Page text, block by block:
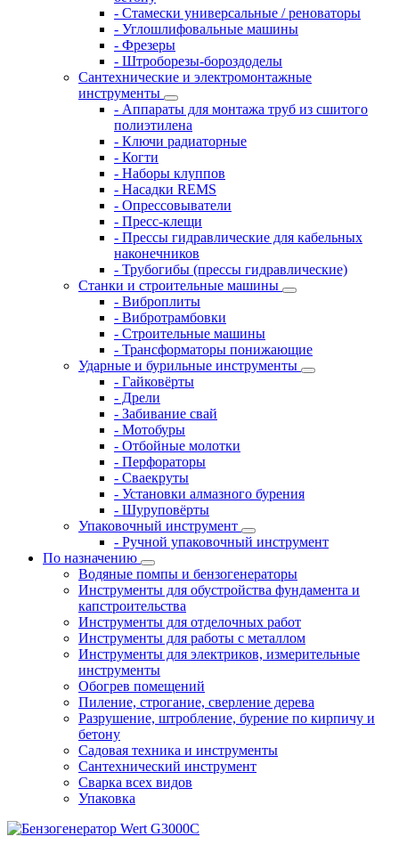
- Стамески универсальные / реноваторы
- Углошлифовальные машины
- Фрезеры
- Штроборезы-бороздоделы
Сантехнические и электромонтажные
инструменты
- Аппараты для монтажа труб из сшитого
полиэтилена
- Ключи радиаторные
- Когти
- Наборы клуппов
- Насадки REMS
- Опрессовыватели
- Пресс-клещи
- Прессы гидравлические для кабельных
наконечников
- Трубогибы (прессы гидравлические)
Станки и строительные машины
- Виброплиты
- Вибротрамбовки
- Строительные машины
- Трансформаторы понижающие
Ударные и бурильные инструменты
- Гайковёрты
- Дрели
- Забивание свай
- Мотобуры
- Отбойные молотки
- Перфораторы
- Сваекруты
- Установки алмазного бурения
- Шуруповёрты
Упаковочный инструмент
- Ручной упаковочный инструмент
По назначению
Водяные помпы и бензогенераторы
Инструменты для обустройства фундамента и
капстроительства
Инструменты для отделочных работ
Инструменты для работы с металлом
Инструменты для электриков, измерительные
инструменты
Обогрев помещений
Пиление, строгание, сверление дерева
Разрушение, штробление, бурение по кирпичу и
бетону
Садовая техника и инструменты
Сантехнический инструмент
Сварка всех видов
Упаковка